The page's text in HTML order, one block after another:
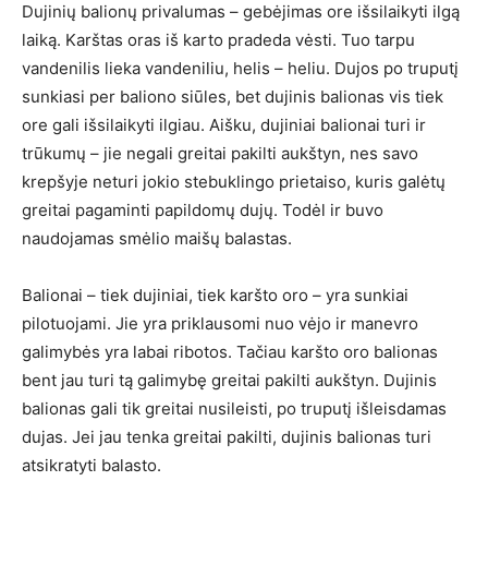
Dujinių balionų privalumas – gebėjimas ore išsilaikyti ilgą
laiką. Karštas oras iš karto pradeda vėsti. Tuo tarpu
vandenilis lieka vandeniliu, helis – heliu. Dujos po truputį
sunkiasi per baliono siūles, bet dujinis balionas vis tiek
ore gali išsilaikyti ilgiau. Aišku, dujiniai balionai turi ir
trūkumų – jie negali greitai pakilti aukštyn, nes savo
krepšyje neturi jokio stebuklingo prietaiso, kuris galėtų
greitai pagaminti papildomų dujų. Todėl ir buvo
naudojamas smėlio maišų balastas.
Balionai – tiek dujiniai, tiek karšto oro – yra sunkiai
pilotuojami. Jie yra priklausomi nuo vėjo ir manevro
galimybės yra labai ribotos. Tačiau karšto oro balionas
bent jau turi tą galimybę greitai pakilti aukštyn. Dujinis
balionas gali tik greitai nusileisti, po truputį išleisdamas
dujas. Jei jau tenka greitai pakilti, dujinis balionas turi
atsikratyti balasto.